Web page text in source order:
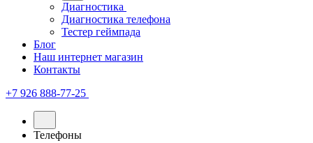
Диагностика
Диагностика телефона
Тестер геймпада
Блог
Наш интернет магазин
Контакты
+7 926 888-77-25
Телефоны